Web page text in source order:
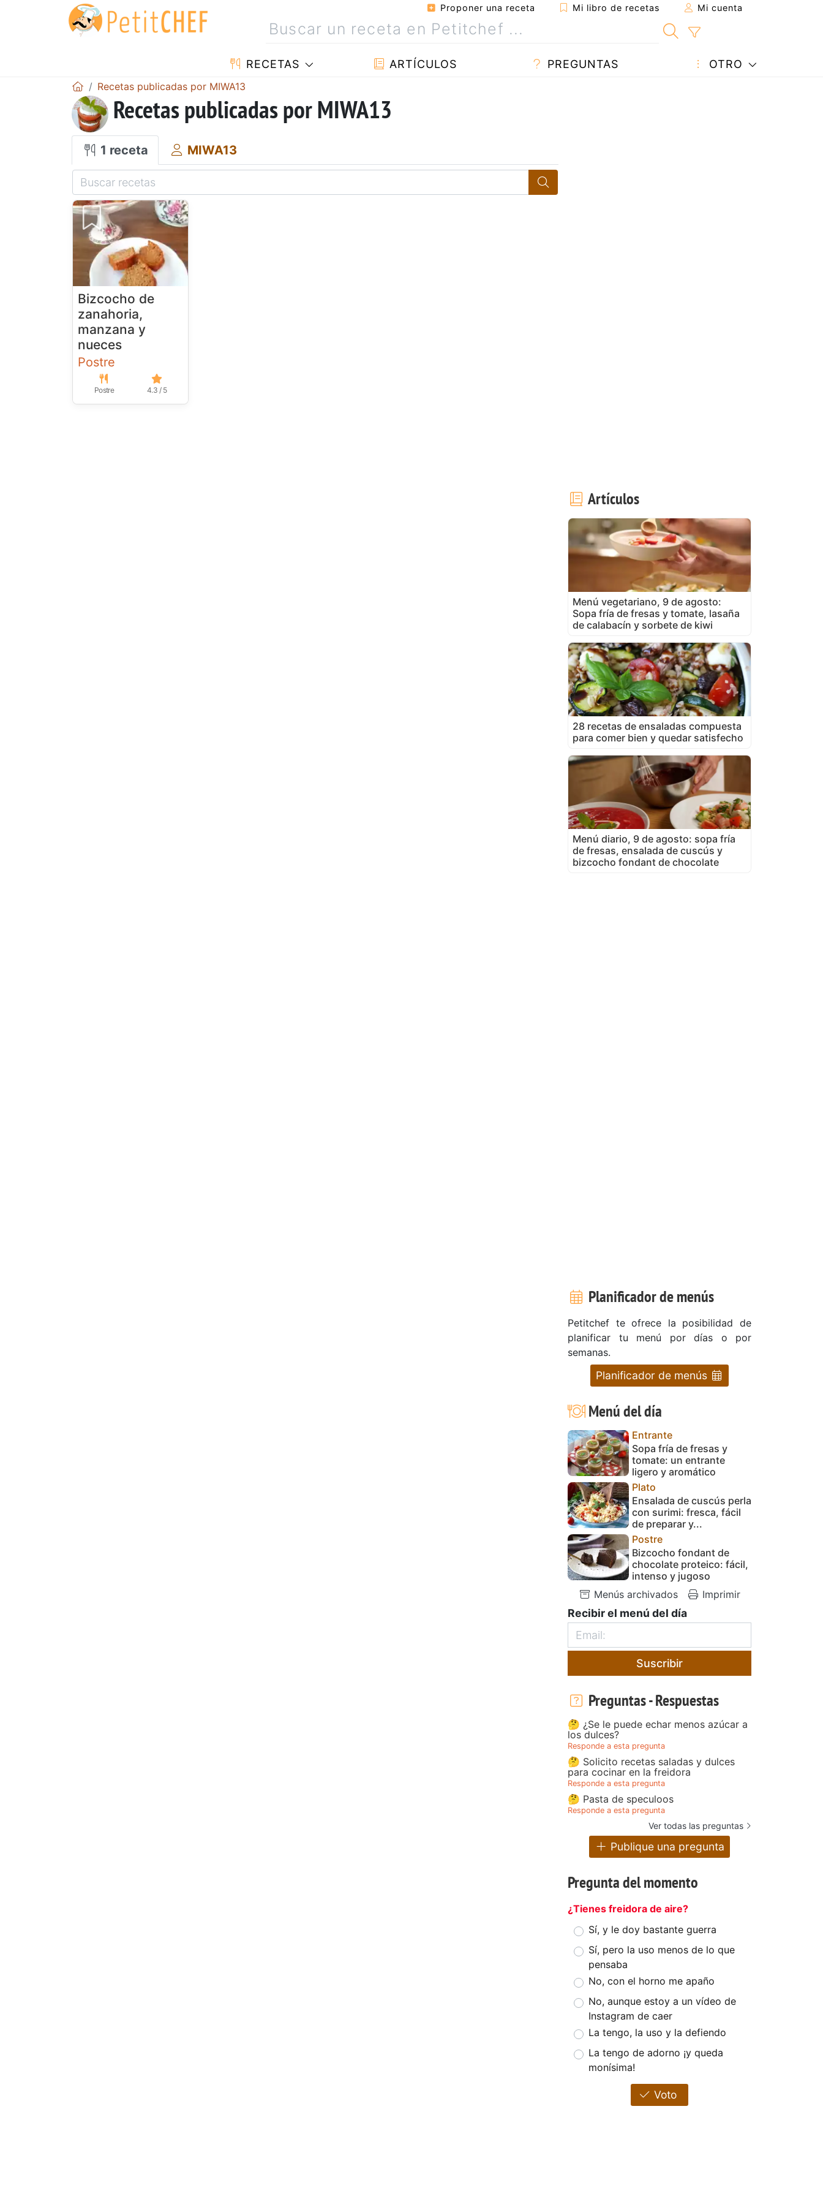
Proponer una receta Mi libro de recetas Mi cuenta
RECETAS ARTÍCULOS PREGUNTAS OTRO
Recetas publicadas por MIWA13
Recetas publicadas por MIWA13
1 receta MIWA13
Bizcocho de
zanahoria,
manzana y
nueces
Postre
Postre 4.3 / 5
Artículos
Menú vegetariano, 9 de agosto:
Sopa fría de fresas y tomate, lasaña
de calabacín y sorbete de kiwi
28 recetas de ensaladas compuesta
para comer bien y quedar satisfecho
Menú diario, 9 de agosto: sopa fría
de fresas, ensalada de cuscús y
bizcocho fondant de chocolate
Planificador de menús
Petitchef te ofrece la posibilidad de
planificar tu menú por días o por
semanas.
Planificador de menús
Menú del día
Entrante
Sopa fría de fresas y
tomate: un entrante
ligero y aromático
Plato
Ensalada de cuscús perla
con surimi: fresca, fácil
de preparar y...
Postre
Bizcocho fondant de
chocolate proteico: fácil,
intenso y jugoso
Menús archivados
Imprimir
Recibir el menú del día
Suscribir
Preguntas - Respuestas
🤔 ¿Se le puede echar menos azúcar a
los dulces?
Responde a esta pregunta
🤔 Solicito recetas saladas y dulces
para cocinar en la freidora
Responde a esta pregunta
🤔 Pasta de speculoos
Responde a esta pregunta
Ver todas las preguntas
Publique una pregunta
Pregunta del momento
¿Tienes freidora de aire?
Sí, y le doy bastante guerra
Sí, pero la uso menos de lo que
pensaba
No, con el horno me apaño
No, aunque estoy a un vídeo de
Instagram de caer
La tengo, la uso y la defiendo
La tengo de adorno ¡y queda
monísima!
Voto